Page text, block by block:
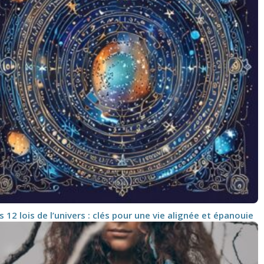
12 lois de l’univers : clés pour une vie alignée et épanouie